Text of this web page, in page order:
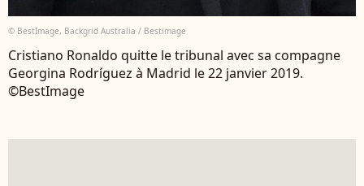
© BestImage, Backgrid Australia / Bestimage
Cristiano Ronaldo quitte le tribunal avec sa compagne
Georgina Rodríguez à Madrid le 22 janvier 2019.
©BestImage